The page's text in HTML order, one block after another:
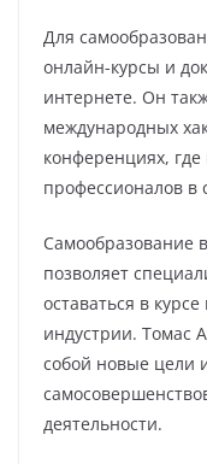
Для
онлайн-курсы и
интернете. Он
международных
конференциях,
профессионалов в
Самообразование
позволяет
оставаться в
индустрии. Томас
собой новые цели
деятельности.